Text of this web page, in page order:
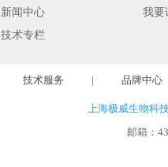
新闻中心
技术专栏
我要
技术服务 | 品牌中心
上海极威生物科
邮箱：